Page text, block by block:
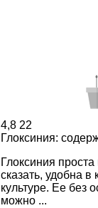
4,8 22
Глоксиния:
Глоксиния
сказать, удобна в
культуре. Ее без
можно ...